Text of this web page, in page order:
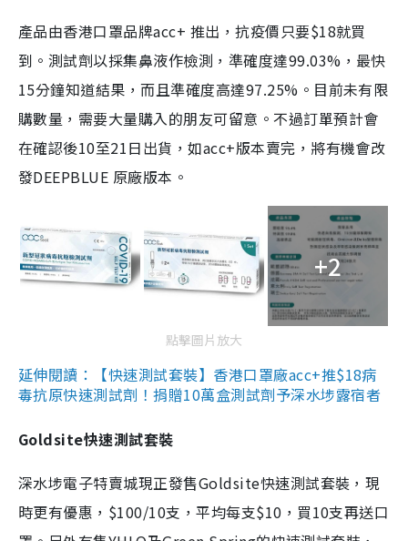
產品由香港口罩品牌acc+ 推出，抗疫價只要$18就買
到。測試劑以採集鼻液作檢測，準確度達99.03%，最快
15分鐘知道結果，而且準確度高達97.25%。目前未有限
購數量，需要大量購入的朋友可留意。不過訂單預計會
在確認後10至21日出貨，如acc+版本賣完，將有機會改
發DEEPBLUE 原廠版本。
+2
點擊圖片放大
延伸閱讀：【快速測試套裝】香港口罩廠acc+推$18病
毒抗原快速測試劑！捐贈10萬盒測試劑予深水埗露宿者
Goldsite快速測試套裝
深水埗電子特賣城現正發售Goldsite快速測試套裝，現
時更有優惠，$100/10支，平均每支$10，買10支再送口